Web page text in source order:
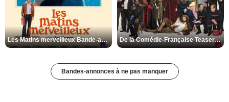
Les Matins merveilleux Bande-annonce VF De la Comédie-Française Teaser VF
Bandes-annonces à ne pas manquer